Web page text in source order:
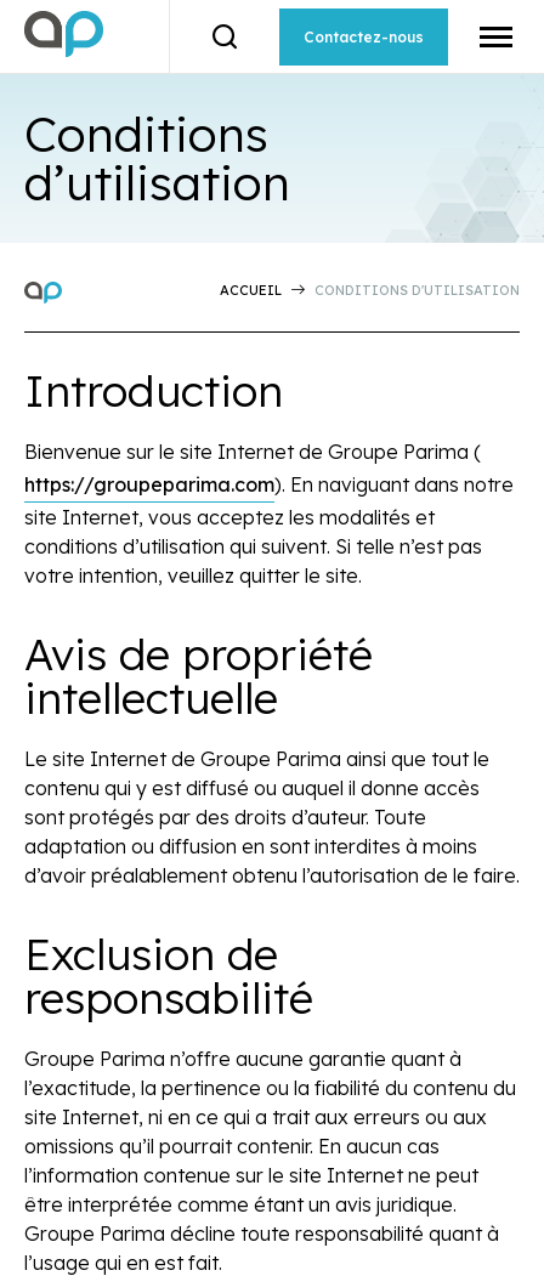
Ouvrir
Contactez-nous
la
du
Conditions
d’utilisation
ACCUEIL CONDITIONS D'UTILISATION
Introduction
Bienvenue sur le site Internet de Groupe Parima (
https://groupeparima.com). En naviguant dans notre
site Internet, vous acceptez les modalités et
conditions d’utilisation qui suivent. Si telle n’est pas
votre intention, veuillez quitter le site.
Avis de propriété
intellectuelle
Le site Internet de Groupe Parima ainsi que tout le
contenu qui y est diffusé ou auquel il donne accès
sont protégés par des droits d’auteur. Toute
adaptation ou diffusion en sont interdites à moins
d’avoir préalablement obtenu l’autorisation de le faire.
Exclusion de
responsabilité
Groupe Parima n’offre aucune garantie quant à
l’exactitude, la pertinence ou la fiabilité du contenu du
site Internet, ni en ce qui a trait aux erreurs ou aux
omissions qu’il pourrait contenir. En aucun cas
l’information contenue sur le site Internet ne peut
être interprétée comme étant un avis juridique.
Groupe Parima décline toute responsabilité quant à
l’usage qui en est fait.